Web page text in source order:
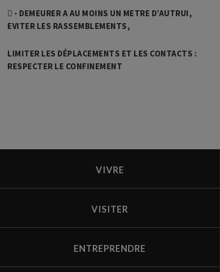
 - DEMEURER A AU MOINS UN METRE D’AUTRUI,
EVITER LES RASSEMBLEMENTS,
LIMITER LES DÉPLACEMENTS ET LES CONTACTS :
RESPECTER LE CONFINEMENT
VIVRE
VISITER
ENTREPRENDRE